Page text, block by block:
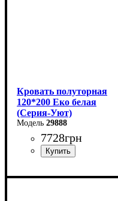
Кровать полуторная
120*200 Еко белая
(Серия-Уют)
29888
7728грн
Ширина: 124 см